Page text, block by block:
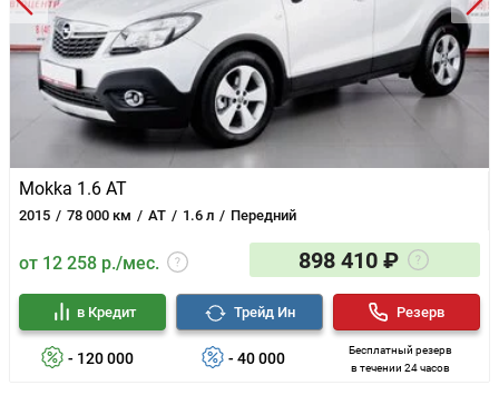
Mokka 1.6 AT
2015 78 000 км AT 1.6 л Передний
от 12 258 р./мес. 898 410 ₽
- 120 000
в Кредит
- 40 000
Трейд Ин
Бесплатный резерв
в течении 24 часов
Резерв